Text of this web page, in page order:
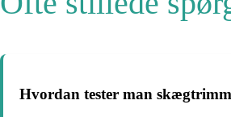
Hvordan tester man